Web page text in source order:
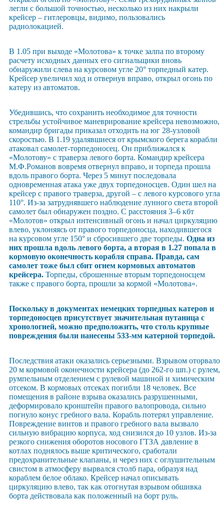
легли с большой точностью, несколько из них накрыли
крейсер – гитлеровцы, видимо, пользовались
радиолокацией.
В 1.05 при выходе «Молотова» к точке залпа по второму
расчету исходных данных его сигнальщики вновь
обнаружили слева на курсовом угле 20° торпедный катер.
Крейсер увеличил ход и отвернув вправо, открыл огонь по
катеру из автоматов.
Убедившись, что сохранить необходимое для точности
стрельбы устойчивое маневрирование крейсера невозможно,
командир бригады приказал отходить на юг 28-узловой
скоростью. В 1.19 удалявшиеся от крымского берега корабли
атаковал самолет-торпедоносец. Он приближался к
«Молотову» с траверза левого борта. Командир крейсера
М.Ф.Романов вовремя отвернул вправо, и торпеда прошла
вдоль правого борта. Через 5 минут последовала
одновременная атака уже двух торпедоносцев. Один шел на
крейсер с правого траверза, другой – с левого курсового угла
110°. Из-за затруднявшего наблюдение лунного света второй
самолет был обнаружен поздно. С расстояния 3–6 кбт
«Молотов» открыл интенсивный огонь и начал циркуляцию
влево, уклоняясь от правого торпедоносца, находившегося
на курсовом угле 150° и сбросившего две торпеды. Одна из
них прошла вдоль левого борта, а вторая в 1.27 попала в
кормовую оконечность корабля справа. Правда, сам
самолет тоже был сбит огнем кормовых автоматов
крейсера. Торпеды, сброшенные вторым торпедоносцем
также с правого борта, прошли за кормой «Молотова».
Поскольку в документах немецких торпедных катеров и
торпедоносцев присутствует значительная путаница с
хронологией, можно предположить, что столь крупные
повреждения были нанесены 533-мм катерной торпедой.
Последствия атаки оказались серьезными. Взрывом оторвало
20 м кормовой оконечности крейсера (до 262-го шп.) с рулем,
румпельным отделением с рулевой машиной и химическим
отсеком. В кормовых отсеках погибли 18 человек. Все
помещения в районе взрыва оказались разрушенными,
деформировало кронштейн правого валопровода, сильно
погнуло конус гребного вала. Корабль потерял управление.
Повреждение винтов и правого гребного вала вызвало
сильную вибрацию корпуса, ход снизился до 10 узлов. Из-за
резкого снижения оборотов носового ГТЗА давление в
котлах поднялось выше критического, сработали
предохранительные клапаны, и через них с оглушительным
свистом в атмосферу вырвался столб пара, образуя над
кораблем белое облако. Крейсер начал описывать
циркуляцию влево, так как отогнутая взрывом обшивка
борта действовала как положенный на борт руль.